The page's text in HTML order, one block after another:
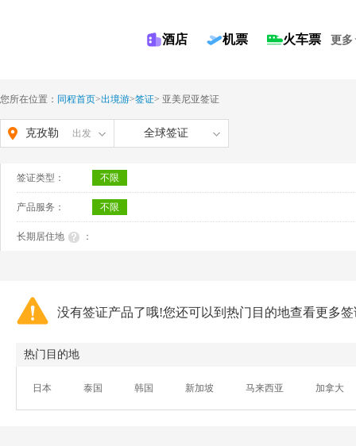
酒店 机票 火车票 更多
您所在位置： 同程首页>出境游>签证> 亚美尼亚签证
克孜勒
治州
出发 全球签证
签证类型： 不限
产品服务： 不限
长期居住地 ：
没有签证产品了哦!您还可以到热门目的地查看更多
热门目的地
日本 泰国 韩国 新加坡 马来西亚 加拿大